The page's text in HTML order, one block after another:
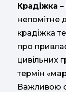
Крадіжка
непомітне
крадіжка
про
цивільних
термін
Важливою